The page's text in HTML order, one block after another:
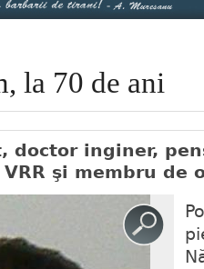
la 70 de ani
doctor inginer,
şi membru de